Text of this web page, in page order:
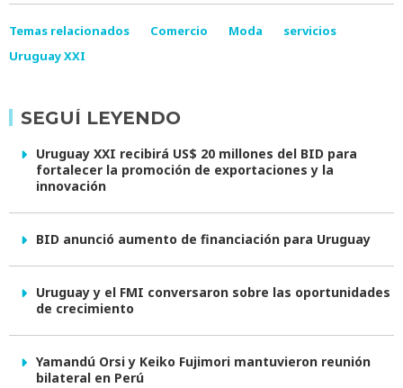
Temas relacionados Comercio Moda
servicios
Uruguay XXI
SEGUÍ LEYENDO
Uruguay XXI recibirá US$ 20 millones del BID para
fortalecer la promoción de exportaciones y la
innovación
BID anunció aumento de financiación para Uruguay
Uruguay y el FMI conversaron sobre las oportunidades
de crecimiento
Yamandú Orsi y Keiko Fujimori mantuvieron reunión
bilateral en Perú